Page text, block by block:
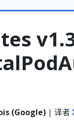
(Google) | 译者